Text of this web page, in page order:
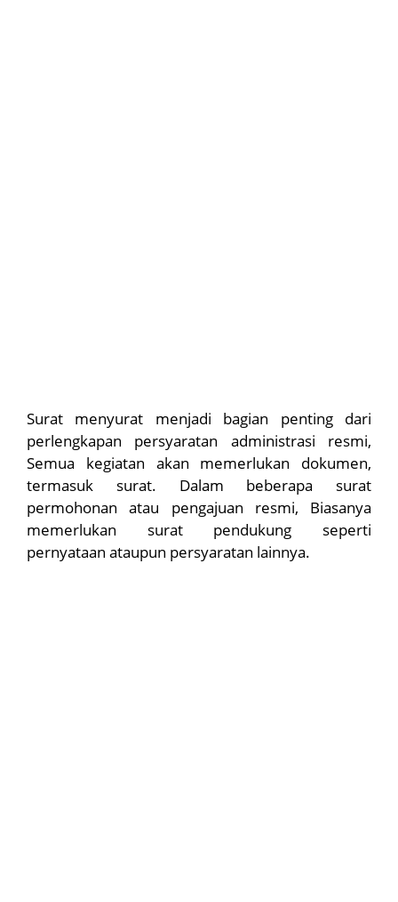
Surat menyurat menjadi bagian penting dari
perlengkapan persyaratan administrasi resmi,
Semua kegiatan akan memerlukan dokumen,
termasuk surat. Dalam beberapa surat
permohonan atau pengajuan resmi, Biasanya
memerlukan surat pendukung seperti
pernyataan ataupun persyaratan lainnya.